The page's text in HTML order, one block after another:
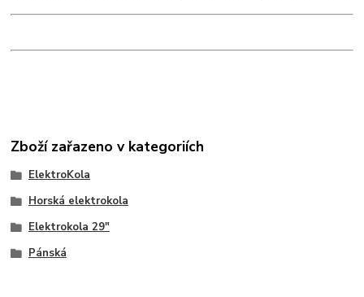
Zboží zařazeno v kategoriích
ElektroKola
Horská elektrokola
Elektrokola 29"
Pánská